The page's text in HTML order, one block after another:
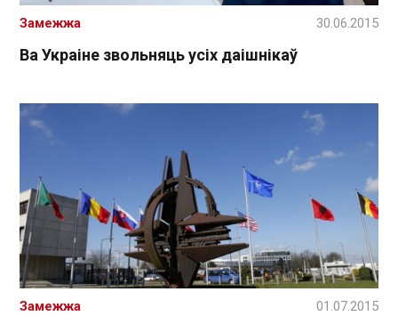
Ва Украіне звольняць усіх даішнікаў
Замежжа 30.06.2015
Замежжа 01.07.2015